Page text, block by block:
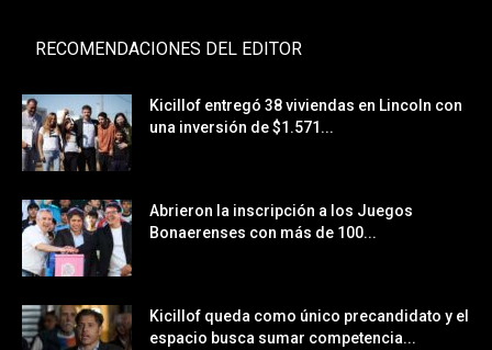
RECOMENDACIONES DEL EDITOR
Kicillof entregó 38 viviendas en Lincoln con
una inversión de $1.571...
Abrieron la inscripción a los Juegos
Bonaerenses con más de 100...
Kicillof queda como único precandidato y el
espacio busca sumar competencia...